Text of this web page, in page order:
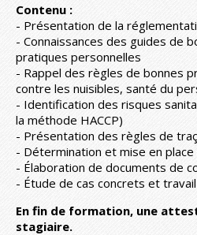
Contenu :
- Présentation de la
- Connaissances des guides de
pratiques personnelles
- Rappel des règles de bonnes
contre les nuisibles, santé du
- Identification des risques
la méthode HACCP)
- Présentation des règles de
- Détermination et mise en
- Élaboration de documents de
- Étude de cas concrets et
En fin de formation, une
stagiaire.